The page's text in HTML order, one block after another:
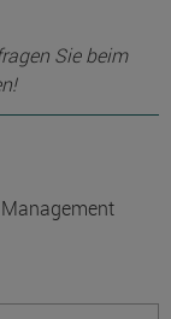
Sie beim